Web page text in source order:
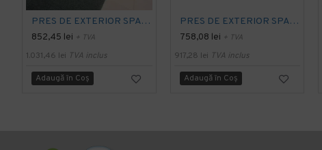
PRES DE EXTERIOR SPAGHETTI CITI 10 MM, CU STRAT SUPORT
852,45 lei + TVA
1.031,46 lei TVA inclus
Adaugă în Coş
PRES DE EXTERIOR SPAGHETTI CITI 14 MM, FARA STRAT SUPORT, CARBUNE
758,08 lei + TVA
917,28 lei TVA inclus
Adaugă în Coş